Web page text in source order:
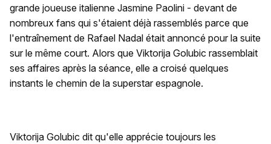
grande joueuse italienne Jasmine Paolini - devant de
nombreux fans qui s'étaient déjà rassemblés parce que
l'entraînement de Rafael Nadal était annoncé pour la suite
sur le même court. Alors que Viktorija Golubic rassemblait
ses affaires après la séance, elle a croisé quelques
instants le chemin de la superstar espagnole.
Viktorija Golubic dit qu'elle apprécie toujours les